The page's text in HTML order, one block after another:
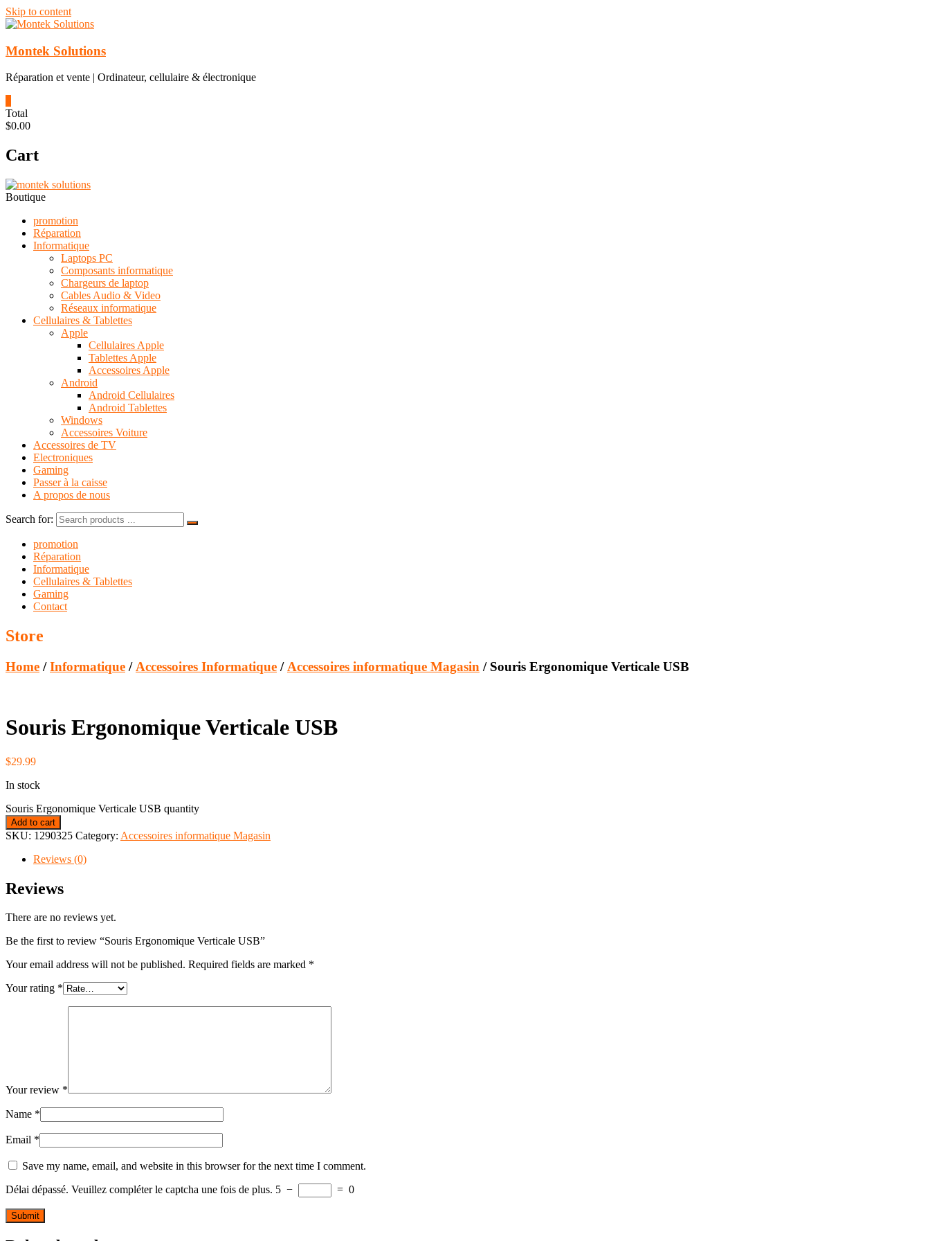
Skip to content
Montek Solutions
Réparation et vente | Ordinateur, cellulaire & électronique
Total
$0.00
Cart
Boutique
promotion
Réparation
Informatique
Laptops PC
Composants informatique
Chargeurs de laptop
Cables Audio & Video
Réseaux informatique
Cellulaires & Tablettes
Apple
Cellulaires Apple
Tablettes Apple
Accessoires Apple
Android
Android Cellulaires
Android Tablettes
Windows
Accessoires Voiture
Accessoires de TV
Electroniques
Gaming
Passer à la caisse
A propos de nous
Search for:
promotion
Réparation
Informatique
Cellulaires & Tablettes
Gaming
Contact
Store
Home /Informatique / Accessoires Informatique / Accessoires informatique Magasin / Souris Ergonomique Verticale USB
Souris Ergonomique Verticale USB
$29.99
In stock
Souris Ergonomique Verticale USB quantity
Add to cart
SKU: 1290325 Category: Accessoires informatique Magasin
Reviews (0)
Reviews
There are no reviews yet.
Be the first to review “Souris Ergonomique Verticale USB”
Your email address will not be published. Required fields are marked *
Your rating *
Your review *
Name *
Email *
Save my name, email, and website in this browser for the next time I comment.
Délai dépassé. Veuillez compléter le captcha une fois de plus. 5 − = 0